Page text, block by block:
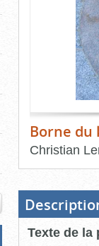
Borne du
Christian
bloc
d'onglets
Texte de la